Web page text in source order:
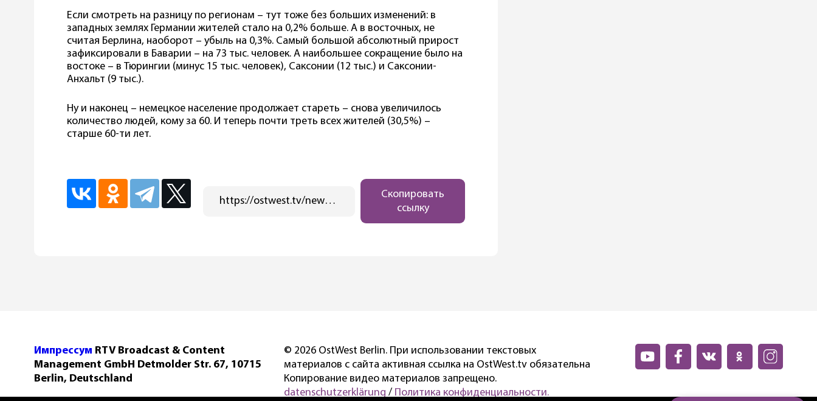
Если смотреть на разницу по регионам – тут тоже без больших изменений: в
западных землях Германии жителей стало на 0,2% больше. А в восточных, не
считая Берлина, наоборот – убыль на 0,3%. Самый большой абсолютный прирост
зафиксировали в Баварии – на 73 тыс. человек. А наибольшее сокращение было на
востоке – в Тюрингии (минус 15 тыс. человек), Саксонии (12 тыс.) и Саксонии-
Анхальт (9 тыс.).
Ну и наконец – немецкое население продолжает стареть – снова увеличилось
количество людей, кому за 60. И теперь почти треть всех жителей (30,5%) –
старше 60-ти лет.
https://ostwest.tv/news/strong-naselenie-germanii-postarelo-i-nemnogo-vyroslo-blagodarya-migrantam-nbsp-strong/
Скопировать
ссылку
Импрессум RTV Broadcast & Content
Management GmbH Detmolder Str. 67, 10715
Berlin, Deutschland
© 2026 OstWest Berlin. При использовании текстовых
материалов с сайта активная ссылка на OstWest.tv обязательна
Копирование видео материалов запрещено.
datenschutzerklärung / Политика конфиденциальности.